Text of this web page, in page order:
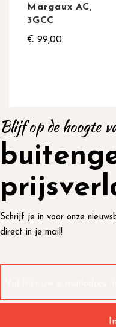
Margaux AC,
3GCC
€ 99,00
Blijf op de hoogte
Schrijf je in voor onze
direct in je mail!